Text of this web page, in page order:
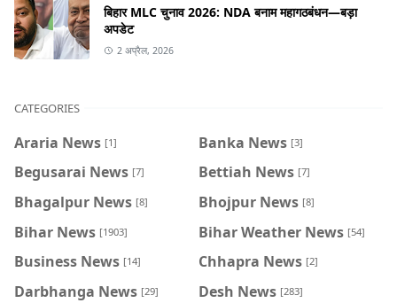
बिहार MLC चुनाव 2026: NDA बनाम महागठबंधन—बड़ा
अपडेट
2 अप्रैल, 2026
CATEGORIES
Araria News [1] Banka News [3]
Begusarai News [7] Bettiah News [7]
Bhagalpur News [8] Bhojpur News [8]
Bihar News [1903] Bihar Weather News [54]
Business News [14] Chhapra News [2]
Darbhanga News [29] Desh News [283]